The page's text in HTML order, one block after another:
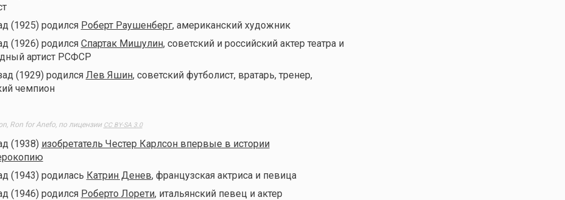
(1925) родился Роберт Раушенберг, американский художник
(1926) родился Спартак Мишулин, советский и российский актер театра и
артист РСФСР
(1929) родился Лев Яшин, советский футболист, вратарь, тренер,
чемпион
Ron for Anefo, по лицензии CC BY-SA 3.0
(1938) изобретатель Честер Карлсон впервые в истории
(1943) родилась Катрин Денев, французская актриса и певица
(1946) родился Роберто Лорети, итальянский певец и актер